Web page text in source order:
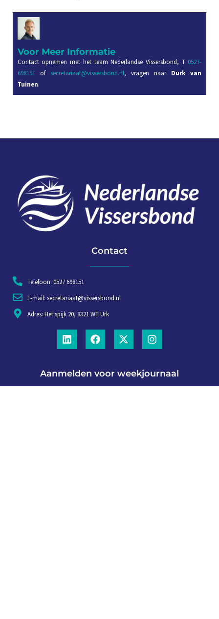
Voor Meer Informatie
Contact opnemen met het team Nederlandse Vissersbond, T 0527-
698151 of secretariaat@vissersbond.nl, vragen naar Durk van
Tuinen.
Contact
Telefoon: 0527 698151
E-mail: secretariaat@vissersbond.nl
Adres: Het spijk 20, 8321 WT Urk
Aanmelden voor weekjournaal